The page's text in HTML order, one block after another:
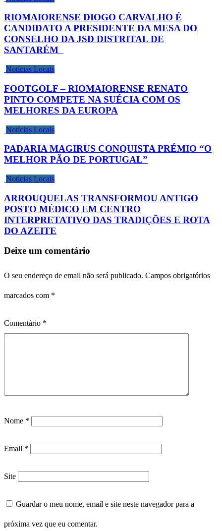
RIOMAIORENSE DIOGO CARVALHO É
CANDIDATO A PRESIDENTE DA MESA DO
CONSELHO DA JSD DISTRITAL DE
SANTARÉM
Notícias Locais
FOOTGOLF – RIOMAIORENSE RENATO
PINTO COMPETE NA SUÉCIA COM OS
MELHORES DA EUROPA
Notícias Locais
PADARIA MAGIRUS CONQUISTA PRÉMIO “O
MELHOR PÃO DE PORTUGAL”
Notícias Locais
ARROUQUELAS TRANSFORMOU ANTIGO
POSTO MÉDICO EM CENTRO
INTERPRETATIVO DAS TRADIÇÕES E ROTA
DO AZEITE
Deixe um comentário
O seu endereço de email não será publicado. Campos obrigatórios
marcados com *
Comentário *
Nome *
Email *
Site
Guardar o meu nome, email e site neste navegador para a
próxima vez que eu comentar.